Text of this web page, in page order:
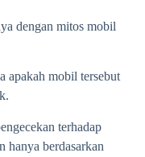
dengan mitos mobil
apakah mobil tersebut
terhadap
hanya berdasarkan